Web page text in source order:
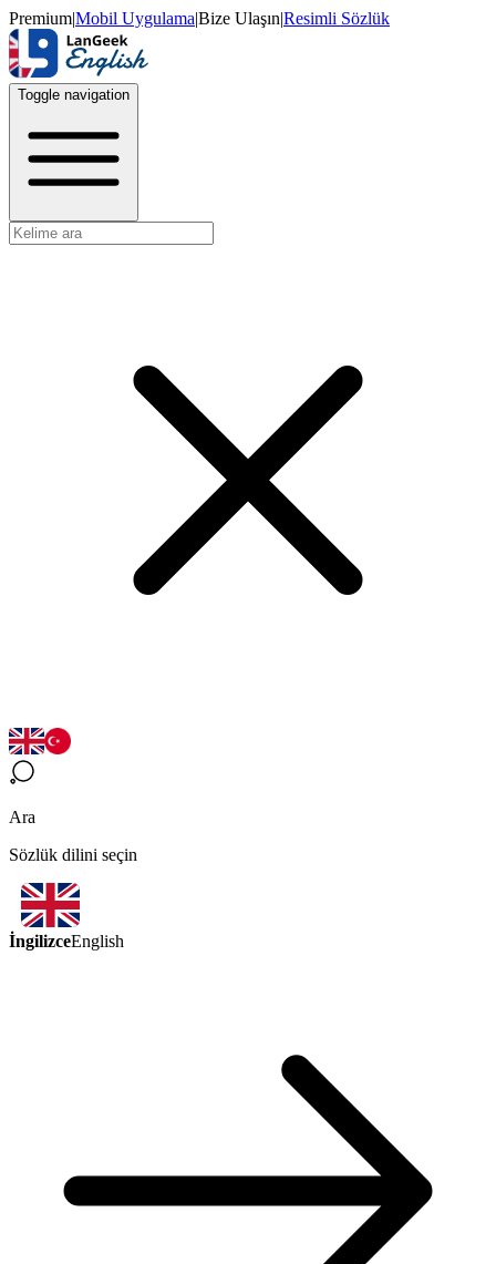
Premium|Mobil Uygulama|Bize Ulaşın|Resimli Sözlük
Toggle navigation
Ara
Sözlük dilini seçin
İngilizceEnglish